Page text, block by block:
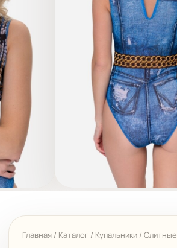
Главная / Каталог / Купальники / Слитные